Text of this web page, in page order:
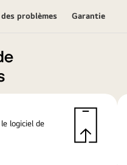
problèmes Garantie
logiciel de